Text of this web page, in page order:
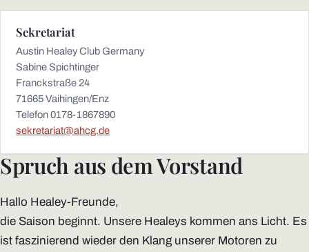
Sekretariat
Austin Healey Club Germany
Sabine Spichtinger
Franckstraße 24
71665 Vaihingen/Enz
Telefon 0178-1867890
sekretariat@ahcg.de
Spruch aus dem Vorstand
Hallo Healey-Freunde,
die Saison beginnt. Unsere Healeys kommen ans Licht. Es
ist faszinierend wieder den Klang unserer Motoren zu